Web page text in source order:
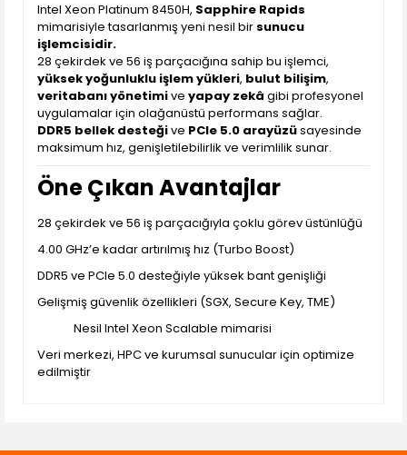
Intel Xeon Platinum 8450H, Sapphire Rapids
mimarisiyle tasarlanmış yeni nesil bir sunucu
işlemcisidir.
28 çekirdek ve 56 iş parçacığına sahip bu işlemci,
yüksek yoğunluklu işlem yükleri, bulut bilişim,
veritabanı yönetimive yapay zekâ gibi profesyonel
uygulamalar için olağanüstü performans sağlar.
DDR5 bellek desteğive PCIe 5.0 arayüzüsayesinde
maksimum hız, genişletilebilirlik ve verimlilik sunar.
Öne Çıkan Avantajlar
28 çekirdek ve 56 iş parçacığıyla çoklu görev üstünlüğü
4.00 GHz’e kadar artırılmış hız (Turbo Boost)
DDR5 ve PCIe 5.0 desteğiyle yüksek bant genişliği
Gelişmiş güvenlik özellikleri (SGX, Secure Key, TME)
Nesil Intel Xeon Scalable mimarisi
Veri merkezi, HPC ve kurumsal sunucular için optimize
edilmiştir